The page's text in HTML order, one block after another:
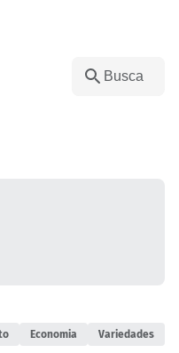
Economia Variedades